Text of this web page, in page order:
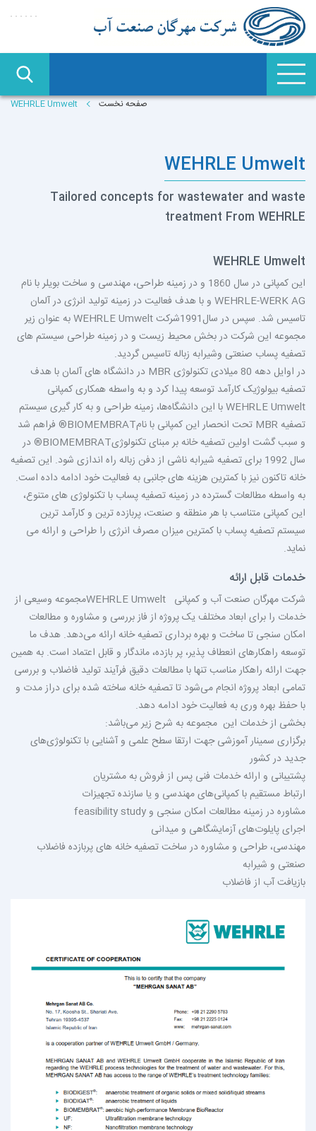
صفحه نخست WEHRLE Umwelt
WEHRLE Umwelt
Tailored concepts for wastewater and waste
treatment From WEHRLE
WEHRLE Umwelt
این کمپانی در سال 1860 و در زمینه طراحی، مهندسی و ساخت بویلر با نام
WEHRLE-WERK AG و با هدف فعالیت در زمینه تولید انرژی در آلمان
تاسیس شد. سپس در سال1991شرکت
WEHRLE Umweltبه عنوان زیر
مجموعه این شرکت در بخش محیط زیست و در زمینه طراحی سیستم های
تصفیه پساب صنعتی وشیرابه زباله تاسیس گردید.
در اوایل دهه 80 میلادی تکنولوژی
MBR در دانشگاه های آلمان با هدف
تصفیه بیولوژیک کارآمد توسعه پیدا کرد و به واسطه همکاری کمپانی
WEHRLE Umweltبا این دانشگاه‌ها، زمینه طراحی و به کار گیری سیستم
تصفیه MBR تحت انحصار این کمپانی با نامBIOMEMBRAT
® فراهم شد
و سبب گشت اولین تصفیه خانه بر مبنای تکنولوژیBIOMEMBRAT
®در
سال 1992 برای تصفیه شیرابه ناشی از دفن زباله راه اندازی شود. این تصفیه
خانه تاکنون نیز با کمترین هزینه های جانبی به فعالیت خود ادامه داده است.
به واسطه مطالعات گسترده در زمینه تصفیه پساب با تکنولوژی های متنوع،
این کمپانی متناسب با هر منطقه و صنعت، پربازده ترین و کارآمد ترین
سیستم تصفیه پساب با کمترین میزان مصرف انرژی را طراحی و ارائه می
نماید.
خدمات قابل ارائه
شرکت مهرگان صنعت آب و کمپانی WEHRLE Umweltمجموعه وسیعی از
خدمات را برای ابعاد مختلف یک پروژه از فاز بررسی و مشاوره و مطالعات
امکان سنجی تا ساخت و بهره برداری تصفیه خانه ارائه می‌دهد. هدف ما
توسعه راهکارهای انعطاف پذیر، پر بازده، ماندگار و قابل اعتماد است. به همین
جهت ارائه راهکار مناسب تنها با مطالعات دقیق فرآیند تولید فاضلاب و بررسی
تمامی ابعاد پروژه انجام می‌شود تا تصفیه خانه ساخته شده برای دراز مدت و
با حفظ بهره وری به فعالیت خود ادامه دهد.
بخشی از خدمات این مجموعه به شرح زیر می‌باشد:
برگزاری سمینار آموزشی جهت ارتقا سطح علمی و آشنایی با تکنولوژی‌های
جدید در کشور
پشتیبانی و ارائه خدمات فنی پس از فروش به مشتریان
ارتباط مستقیم با کمپانی‌های مهندسی و یا سازنده تجهیزات
مشاوره در زمینه مطالعات امکان سنجی وfeasibility study
اجرای پایلوت‌های آزمایشگاهی و میدانی
مهندسی، طراحی و مشاوره در ساخت تصفیه خانه های پربازده فاضلاب
صنعتی و شیرابه
بازیافت آب از فاضلاب